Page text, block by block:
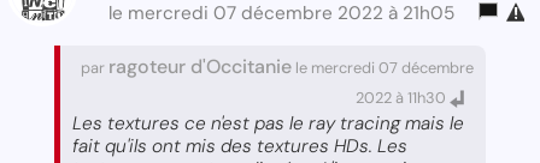
le mercredi 07 décembre 2022 à 21h05
par ragoteur d'Occitanie le mercredi 07 décembre
2022 à 11h30
Les textures ce n'est pas le ray tracing mais le
fait qu'ils ont mis des textures HDs. Les